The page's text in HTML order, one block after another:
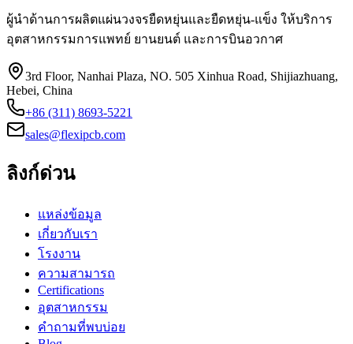
ผู้นำด้านการผลิตแผ่นวงจรยืดหยุ่นและยืดหยุ่น-แข็ง ให้บริการ
อุตสาหกรรมการแพทย์ ยานยนต์ และการบินอวกาศ
3rd Floor, Nanhai Plaza, NO. 505 Xinhua Road, Shijiazhuang,
Hebei, China
+86 (311) 8693-5221
sales@flexipcb.com
ลิงก์ด่วน
แหล่งข้อมูล
เกี่ยวกับเรา
โรงงาน
ความสามารถ
Certifications
อุตสาหกรรม
คำถามที่พบบ่อย